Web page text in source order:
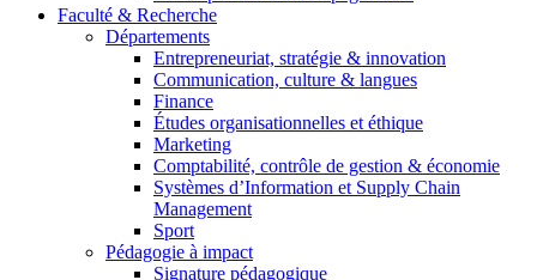
Faculté & Recherche
Départements
Entrepreneuriat, stratégie & innovation
Communication, culture & langues
Finance
Études organisationnelles et éthique
Marketing
Comptabilité, contrôle de gestion & économie
Systèmes d’Information et Supply Chain
Management
Sport
Pédagogie à impact
Signature pédagogique